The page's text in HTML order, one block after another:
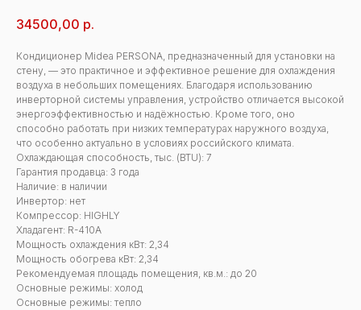
34500,00 р.
Кондиционер Midea PERSONA, предназначенный для установки на
стену, — это практичное и эффективное решение для охлаждения
воздуха в небольших помещениях. Благодаря использованию
инверторной системы управления, устройство отличается высокой
энергоэффективностью и надёжностью. Кроме того, оно
способно работать при низких температурах наружного воздуха,
что особенно актуально в условиях российского климата.
Охлаждающая способность, тыс. (BTU): 7
Гарантия продавца: 3 года
Наличие: в наличии
Инвертор: нет
Компрессор: HIGHLY
Хладагент: R-410A
Мощность охлаждения кВт: 2,34
Мощность обогрева кВт: 2,34
Рекомендуемая площадь помещения, кв.м.: до 20
Основные режимы: холод
Основные режимы: тепло